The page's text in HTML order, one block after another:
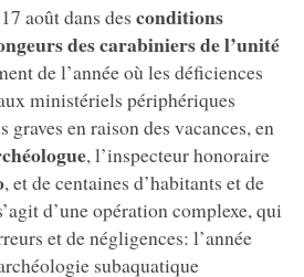
août dans des conditions
des carabiniers de l’unité
de l’année où les déficiences
ministériels périphériques
graves en raison des vacances, en
, l’inspecteur honoraire
, et de centaines d’habitants et de
d’une opération complexe, qui
et de négligences: l’année
subaquatique